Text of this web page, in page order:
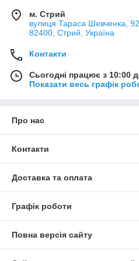
м. Стрий
вулиця Тараса Шевченка,
82400, Стрий, Україна
Контакти
Сьогодні працює з 10:00
Показати весь графік
Про нас
Контакти
Доставка та оплата
Графік роботи
Повна версія сайту